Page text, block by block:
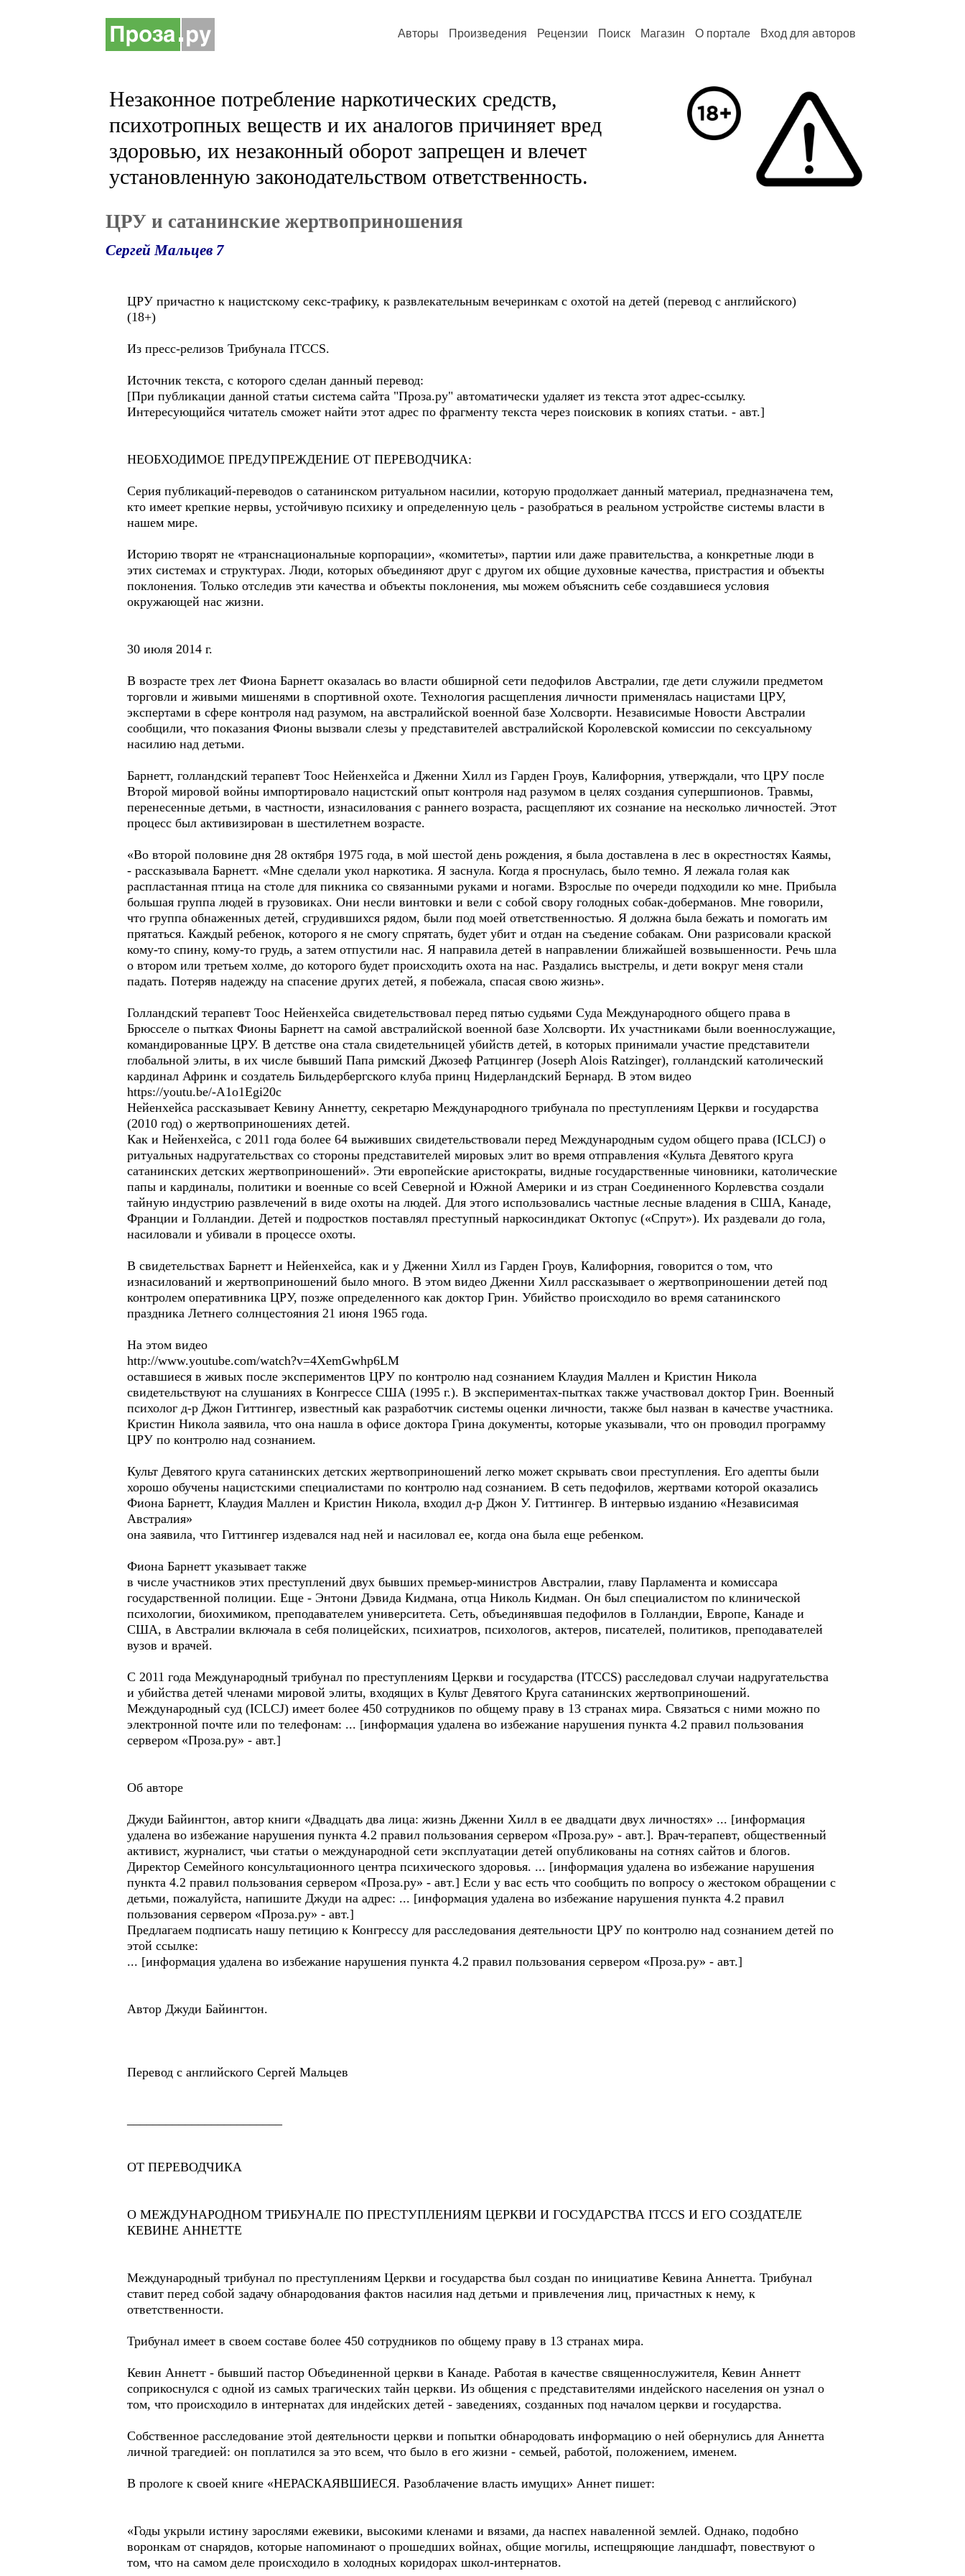
Авторы Произведения Рецензии Поиск Магазин О портале Вход для авторов
Незаконное потребление наркотических средств,
психотропных веществ и их аналогов причиняет вред
здоровью, их незаконный оборот запрещен и влечет
установленную законодательством ответственность.
ЦРУ и сатанинские жертвоприношения
Сергей Мальцев 7
ЦРУ причастно к нацистскому секс-трафику, к развлекательным вечеринкам с охотой на детей (перевод с английского)
(18+)
Из пресс-релизов Трибунала ITCCS.
Источник текста, с которого сделан данный перевод:
[При публикации данной статьи система сайта "Проза.ру" автоматически удаляет из текста этот адрес-ссылку.
Интересующийся читатель сможет найти этот адрес по фрагменту текста через поисковик в копиях статьи. - авт.]
НЕОБХОДИМОЕ ПРЕДУПРЕЖДЕНИЕ ОТ ПЕРЕВОДЧИКА:
Серия публикаций-переводов о сатанинском ритуальном насилии, которую продолжает данный материал, предназначена тем,
кто имеет крепкие нервы, устойчивую психику и определенную цель - разобраться в реальном устройстве системы власти в
нашем мире.
Историю творят не «транснациональные корпорации», «комитеты», партии или даже правительства, а конкретные люди в
этих системах и структурах. Люди, которых объединяют друг с другом их общие духовные качества, пристрастия и объекты
поклонения. Только отследив эти качества и объекты поклонения, мы можем объяснить себе создавшиеся условия
окружающей нас жизни.
30 июля 2014 г.
В возрасте трех лет Фиона Барнетт оказалась во власти обширной сети педофилов Австралии, где дети служили предметом
торговли и живыми мишенями в спортивной охоте. Технология расщепления личности применялась нацистами ЦРУ,
экспертами в сфере контроля над разумом, на австралийской военной базе Холсворти. Независимые Новости Австралии
сообщили, что показания Фионы вызвали слезы у представителей австралийской Королевской комиссии по сексуальному
насилию над детьми.
Барнетт, голландский терапевт Тоос Нейенхейса и Дженни Хилл из Гарден Гроув, Калифорния, утверждали, что ЦРУ после
Второй мировой войны импортировало нацистский опыт контроля над разумом в целях создания супершпионов. Травмы,
перенесенные детьми, в частности, изнасилования с раннего возраста, расщепляют их сознание на несколько личностей. Этот
процесс был активизирован в шестилетнем возрасте.
«Во второй половине дня 28 октября 1975 года, в мой шестой день рождения, я была доставлена в лес в окрестностях Каямы,
- рассказывала Барнетт. «Мне сделали укол наркотика. Я заснула. Когда я проснулась, было темно. Я лежала голая как
распластанная птица на столе для пикника со связанными руками и ногами. Взрослые по очереди подходили ко мне. Прибыла
большая группа людей в грузовиках. Они несли винтовки и вели с собой свору голодных собак-доберманов. Мне говорили,
что группа обнаженных детей, сгрудившихся рядом, были под моей ответственностью. Я должна была бежать и помогать им
прятаться. Каждый ребенок, которого я не смогу спрятать, будет убит и отдан на съедение собакам. Они разрисовали краской
кому-то спину, кому-то грудь, а затем отпустили нас. Я направила детей в направлении ближайшей возвышенности. Речь шла
о втором или третьем холме, до которого будет происходить охота на нас. Раздались выстрелы, и дети вокруг меня стали
падать. Потеряв надежду на спасение других детей, я побежала, спасая свою жизнь».
Голландский терапевт Тоос Нейенхейса свидетельствовал перед пятью судьями Суда Международного общего права в
Брюсселе о пытках Фионы Барнетт на самой австралийской военной базе Холсворти. Их участниками были военнослужащие,
командированные ЦРУ. В детстве она стала свидетельницей убийств детей, в которых принимали участие представители
глобальной элиты, в их числе бывший Папа римский Джозеф Ратцингер (Joseph Alois Ratzinger), голландский католический
кардинал Афринк и создатель Бильдербергского клуба принц Нидерландский Бернард. В этом видео
https://youtu.be/-A1o1Egi20c
Нейенхейса рассказывает Кевину Аннетту, секретарю Международного трибунала по преступлениям Церкви и государства
(2010 год) о жертвоприношениях детей.
Как и Нейенхейса, с 2011 года более 64 выживших свидетельствовали перед Международным судом общего права (ICLCJ) о
ритуальных надругательствах со стороны представителей мировых элит во время отправления «Культа Девятого круга
сатанинских детских жертвоприношений». Эти европейские аристократы, видные государственные чиновники, католические
папы и кардиналы, политики и военные со всей Северной и Южной Америки и из стран Соединенного Корлевства создали
тайную индустрию развлечений в виде охоты на людей. Для этого использовались частные лесные владения в США, Канаде,
Франции и Голландии. Детей и подростков поставлял преступный наркосиндикат Октопус («Спрут»). Их раздевали до гола,
насиловали и убивали в процессе охоты.
В свидетельствах Барнетт и Нейенхейса, как и у Дженни Хилл из Гарден Гроув, Калифорния, говорится о том, что
изнасилований и жертвоприношений было много. В этом видео Дженни Хилл рассказывает о жертвоприношении детей под
контролем оперативника ЦРУ, позже определенного как доктор Грин. Убийство происходило во время сатанинского
праздника Летнего солнцестояния 21 июня 1965 года.
На этом видео
http://www.youtube.com/watch?v=4XemGwhp6LM
оставшиеся в живых после экспериментов ЦРУ по контролю над сознанием Клаудия Маллен и Кристин Никола
свидетельствуют на слушаниях в Конгрессе США (1995 г.). В экспериментах-пытках также участвовал доктор Грин. Военный
психолог д-р Джон Гиттингер, известный как разработчик системы оценки личности, также был назван в качестве участника.
Кристин Никола заявила, что она нашла в офисе доктора Грина документы, которые указывали, что он проводил программу
ЦРУ по контролю над сознанием.
Культ Девятого круга сатанинских детских жертвоприношений легко может скрывать свои преступления. Его адепты были
хорошо обучены нацистскими специалистами по контролю над сознанием. В сеть педофилов, жертвами которой оказались
Фиона Барнетт, Клаудия Маллен и Кристин Никола, входил д-р Джон У. Гиттингер. В интервью изданию «Независимая
Австралия»
она заявила, что Гиттингер издевался над ней и насиловал ее, когда она была еще ребенком.
Фиона Барнетт указывает также
в числе участников этих преступлений двух бывших премьер-министров Австралии, главу Парламента и комиссара
государственной полиции. Еще - Энтони Дэвида Кидмана, отца Николь Кидман. Он был специалистом по клинической
психологии, биохимиком, преподавателем университета. Сеть, объединявшая педофилов в Голландии, Европе, Канаде и
США, в Австралии включала в себя полицейских, психиатров, психологов, актеров, писателей, политиков, преподавателей
вузов и врачей.
С 2011 года Международный трибунал по преступлениям Церкви и государства (ITCCS) расследовал случаи надругательства
и убийства детей членами мировой элиты, входящих в Культ Девятого Круга сатанинских жертвоприношений.
Международный суд (ICLCJ) имеет более 450 сотрудников по общему праву в 13 странах мира. Связаться с ними можно по
электронной почте или по телефонам: ... [информация удалена во избежание нарушения пункта 4.2 правил пользования
сервером «Проза.ру» - авт.]
Об авторе
Джуди Байингтон, автор книги «Двадцать два лица: жизнь Дженни Хилл в ее двадцати двух личностях» ... [информация
удалена во избежание нарушения пункта 4.2 правил пользования сервером «Проза.ру» - авт.]. Врач-терапевт, общественный
активист, журналист, чьи статьи о международной сети эксплуатации детей опубликованы на сотнях сайтов и блогов.
Директор Семейного консультационного центра психического здоровья. ... [информация удалена во избежание нарушения
пункта 4.2 правил пользования сервером «Проза.ру» - авт.] Если у вас есть что сообщить по вопросу о жестоком обращении с
детьми, пожалуйста, напишите Джуди на адрес: ... [информация удалена во избежание нарушения пункта 4.2 правил
пользования сервером «Проза.ру» - авт.]
Предлагаем подписать нашу петицию к Конгрессу для расследования деятельности ЦРУ по контролю над сознанием детей по
этой ссылке:
... [информация удалена во избежание нарушения пункта 4.2 правил пользования сервером «Проза.ру» - авт.]
Автор Джуди Байингтон.
Перевод с английского Сергей Мальцев
ОТ ПЕРЕВОДЧИКА
О МЕЖДУНАРОДНОМ ТРИБУНАЛЕ ПО ПРЕСТУПЛЕНИЯМ ЦЕРКВИ И ГОСУДАРСТВА ITCCS И ЕГО СОЗДАТЕЛЕ
КЕВИНЕ АННЕТТЕ
Международный трибунал по преступлениям Церкви и государства был создан по инициативе Кевина Аннетта. Трибунал
ставит перед собой задачу обнародования фактов насилия над детьми и привлечения лиц, причастных к нему, к
ответственности.
Трибунал имеет в своем составе более 450 сотрудников по общему праву в 13 странах мира.
Кевин Аннетт - бывший пастор Объединенной церкви в Канаде. Работая в качестве священнослужителя, Кевин Аннетт
соприкоснулся с одной из самых трагических тайн церкви. Из общения с представителями индейского населения он узнал о
том, что происходило в интернатах для индейских детей - заведениях, созданных под началом церкви и государства.
Собственное расследование этой деятельности церкви и попытки обнародовать информацию о ней обернулись для Аннетта
личной трагедией: он поплатился за это всем, что было в его жизни - семьей, работой, положением, именем.
В прологе к своей книге «НЕРАСКАЯВШИЕСЯ. Разоблачение власть имущих» Аннет пишет:
«Годы укрыли истину зарослями ежевики, высокими кленами и вязами, да наспех наваленной землей. Однако, подобно
воронкам от снарядов, которые напоминают о прошедших войнах, общие могилы, испещряющие ландшафт, повествуют о
том, что на самом деле происходило в холодных коридорах школ-интернатов.